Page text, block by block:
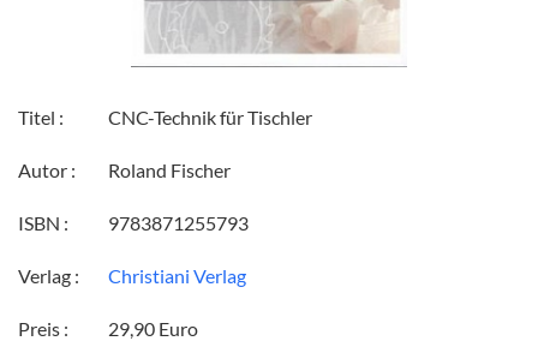
Titel : CNC-Technik für Tischler
Autor : Roland Fischer
ISBN : 9783871255793
Verlag : Christiani Verlag
Preis : 29,90 Euro